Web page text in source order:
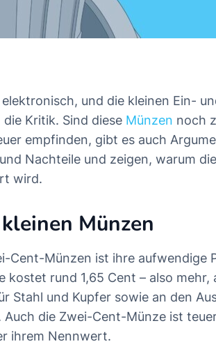
und Kunden?
und die kleinen Ein-
Kritik. Sind diese Münzen noch
empfinden, gibt es auch
Nachteile und zeigen, warum
wird.
Münzen
Cent-Münzen ist ihre aufwendige
kostet rund 1,65 Cent – also mehr,
Stahl und Kupfer sowie an den
die Zwei-Cent-Münze ist
ihrem Nennwert.